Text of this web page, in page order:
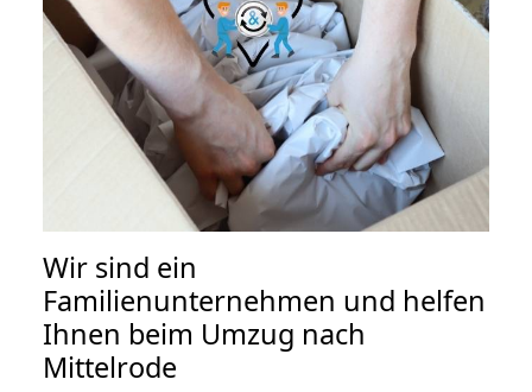
Wir sind ein
Familienunternehmen und helfen
Ihnen beim Umzug nach
Mittelrode